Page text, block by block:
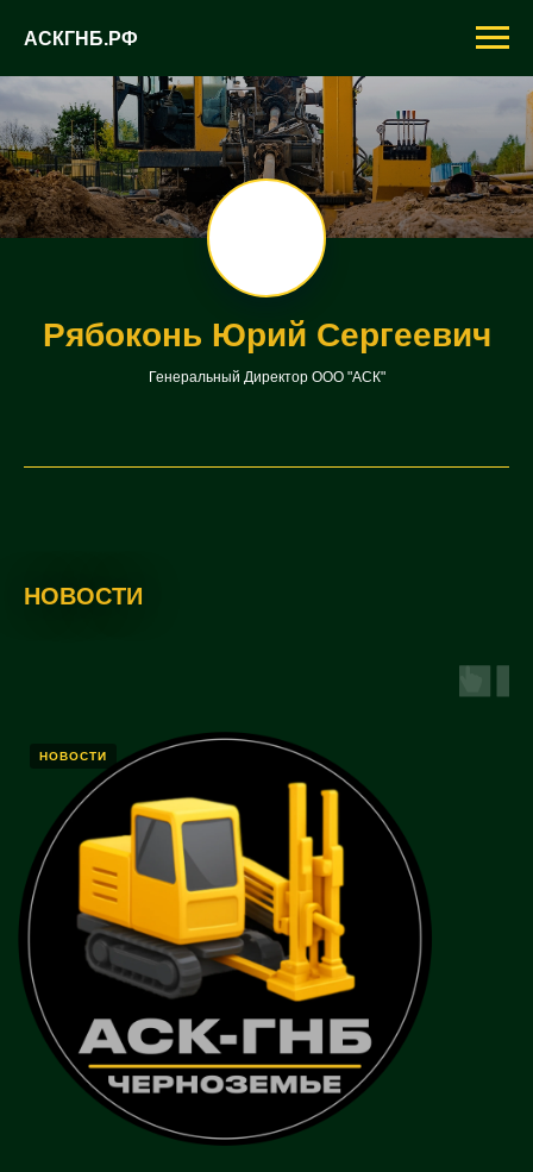
АСКГНБ.РФ
Рябоконь Юрий Сергеевич
Генеральный Директор ООО "АСК"
НОВОСТИ
НОВОСТИ